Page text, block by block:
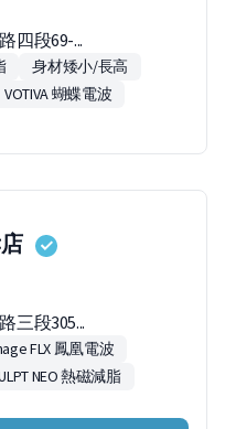
四段69-...
身材矮小/長高
VOTIVA 蝴蝶電波
三段305...
FLX 鳳凰電波
NEO 熱磁減脂